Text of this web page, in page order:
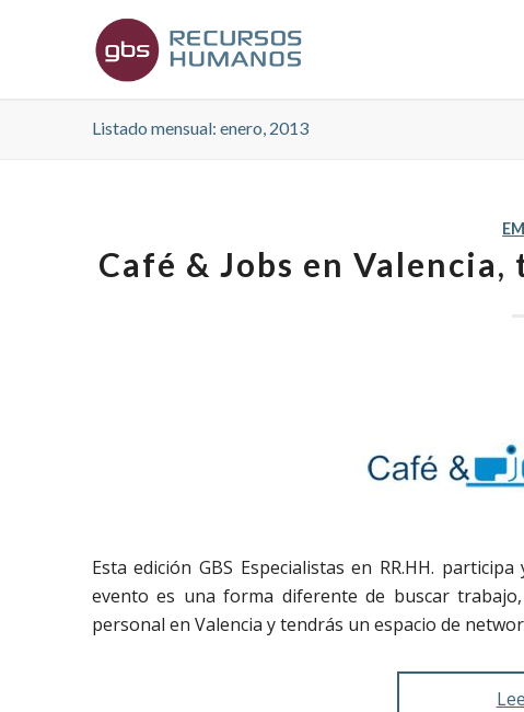
Listado mensual: enero, 2013
Café & Jobs en
Esta edición GBS Especialistas en RR.HH.
evento es una forma diferente de buscar
personal en Valencia y tendrás un espacio de